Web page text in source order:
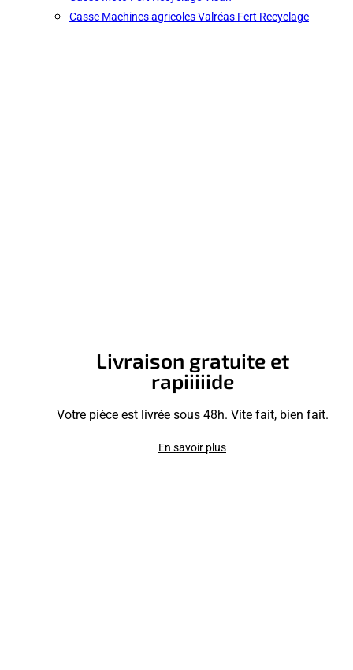
Casse Machines agricoles Valréas Fert Recyclage
Livraison gratuite et
rapiiiiide
Votre pièce est livrée sous 48h. Vite fait, bien fait.
En savoir plus